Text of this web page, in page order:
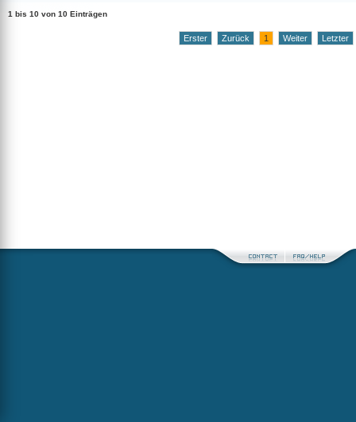
1 bis 10 von 10 Einträgen
Erster Zurück 1 Weiter Letzter